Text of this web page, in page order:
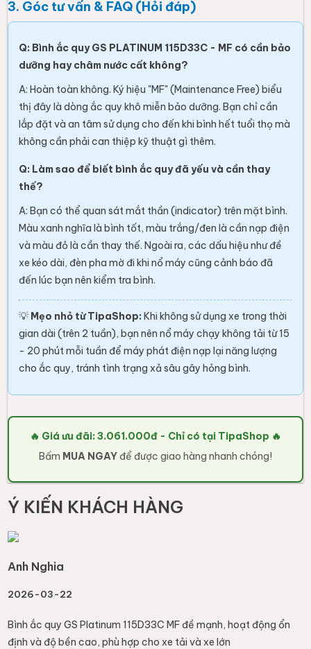
3. Góc tư vấn & FAQ (Hỏi đáp)
Q: Bình ắc quy GS PLATINUM 115D33C - MF có cần bảo
dưỡng hay châm nước cất không?
A: Hoàn toàn không. Ký hiệu "MF" (Maintenance Free) biểu
thị đây là dòng ắc quy khô miễn bảo dưỡng. Bạn chỉ cần
lắp đặt và an tâm sử dụng cho đến khi bình hết tuổi thọ mà
không cần phải can thiệp kỹ thuật gì thêm.
Q: Làm sao để biết bình ắc quy đã yếu và cần thay
thế?
A: Bạn có thể quan sát mắt thần (indicator) trên mặt bình.
Màu xanh nghĩa là bình tốt, màu trắng/đen là cần nạp điện
và màu đỏ là cần thay thế. Ngoài ra, các dấu hiệu như đề
xe kéo dài, đèn pha mờ đi khi nổ máy cũng cảnh báo đã
đến lúc bạn nên kiểm tra bình.
💡 Mẹo nhỏ từ TipaShop: Khi không sử dụng xe trong thời
gian dài (trên 2 tuần), bạn nên nổ máy chạy không tải từ 15
- 20 phút mỗi tuần để máy phát điện nạp lại năng lượng
cho ắc quy, tránh tình trạng xả sâu gây hỏng bình.
🔥 Giá ưu đãi: 3.061.000đ - Chỉ có tại TipaShop 🔥
Bấm MUA NGAY để được giao hàng nhanh chóng!
Ý KIẾN KHÁCH HÀNG
Anh Nghia
2026-03-22
Bình ắc quy GS Platinum 115D33C MF đề mạnh, hoạt động ổn
định và độ bền cao, phù hợp cho xe tải và xe lớn